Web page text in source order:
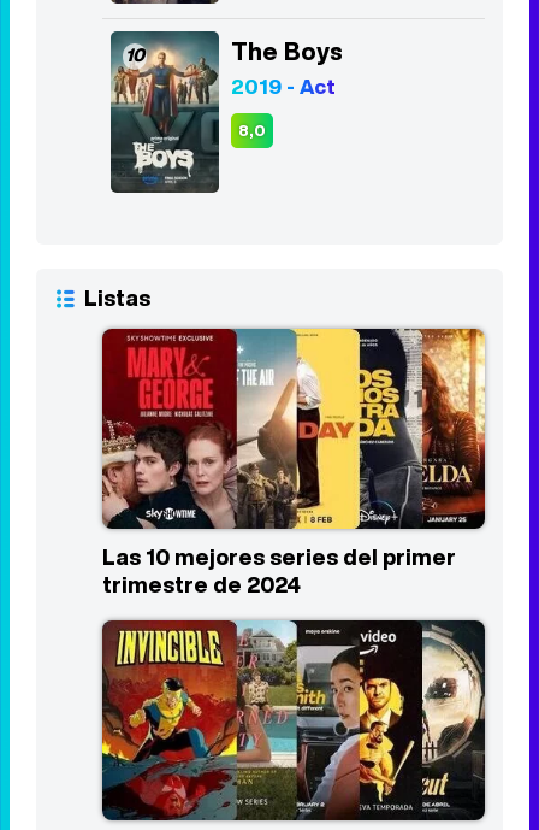
10 The Boys
2019 - Act
8,0
Listas
Las 10 mejores series del primer
trimestre de 2024